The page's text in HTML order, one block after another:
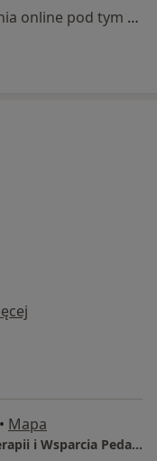
Specjalista nie oferuje umawiania online pod tym adresem.
• Mapa
PRZEBUDZENIE Centrum Psychoterapii i Wsparcia Pedagogicznego